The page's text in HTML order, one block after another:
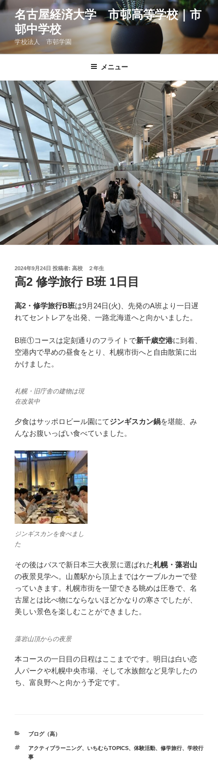
コ
ン
ツ
キ
ッ
プ
名古屋経済大学 市邨高等学校｜市
邨中学校
学校法人 市邨学園
メニュー
投
稿
日:
2024年9月24日 投稿者: 高校 ２年生
高2 修学旅行 B班 1日目
高2・修学旅行B班は9月24日(火)、先発のA班より一日遅
れてセントレアを出発、一路北海道へと向かいました。
B班①コースは定刻通りのフライトで新千歳空港に到着、
空港内で早めの昼食をとり、札幌市街へと自由散策に出
かけました。
札幌・旧庁舎の建物は現
在改装中
夕食はサッポロビール園にてジンギスカン鍋を堪能、み
んなお腹いっぱい食べていました。
ジンギスカンを食べまし
た
その後はバスで新日本三大夜景に選ばれた札幌・藻岩山
の夜景見学へ。山麓駅から頂上まではケーブルカーで登
っていきます。札幌市街を一望できる眺めは圧巻で、名
古屋とは比べ物にならないほどかなりの寒さでしたが、
美しい景色を楽しむことができました。
藻岩山頂からの夜景
本コースの一日目の日程はここまでです。明日は白い恋
人パークや札幌中央市場、そして水族館など見学したの
ち、富良野へと向かう予定です。
カ
ゴ
リ
ブログ（高）
タ
グ
アクティブラーニング、 いちむらTOPICS、 体験活動、 修学旅行、 学校行
事